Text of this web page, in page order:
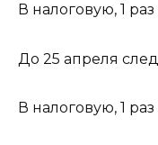
В налоговую, 1
До 25 апреля
В налоговую, 1 раз